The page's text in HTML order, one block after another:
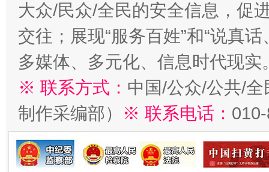
大众/民众/全民的安全信息，促
交往；展现“服务百姓”和“说真
多媒体、多元化、信息时代现实
※ 联系方式： 中国/公众/公共/
制作采编部）
※ 联系电话：